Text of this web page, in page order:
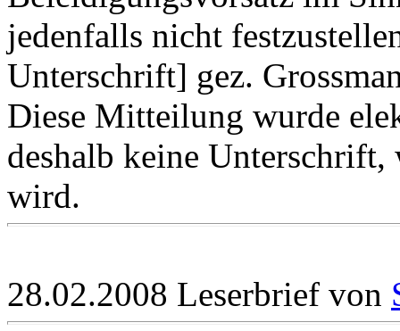
jedenfalls nicht
Unterschrift] gez.
Diese Mitteilung wurde
deshalb keine Unterschrift,
wird.
28.02.2008 Leserbrief von